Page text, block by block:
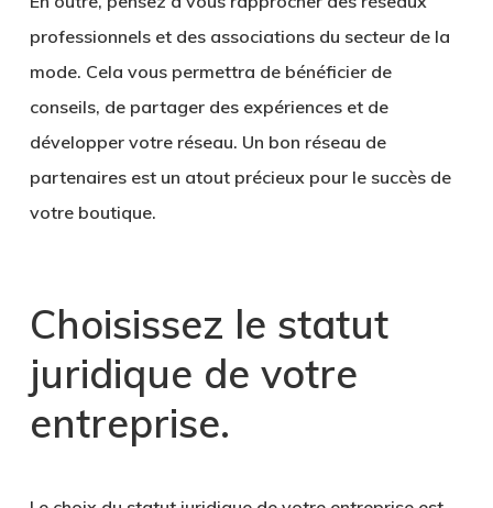
professionnelset des associations du secteur de la
mode. Cela vous permettra de bénéficier de
conseils, de partager des expériences et de
développer votre réseau. Un bon réseau de
partenaires est un atout précieux pour le succès de
votre boutique.
Choisissez le statut
juridique de votre
entreprise.